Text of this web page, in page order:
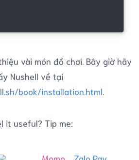
vài món đồ chơi. Bây giờ hãy
Nushell về tại
book/installation.html.
it useful? Tip me: